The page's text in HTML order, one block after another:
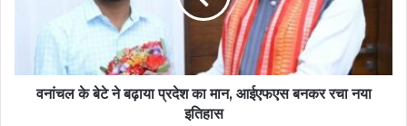
वनांचल के बेटे ने बढ़ाया प्रदेश का मान, आईएफएस बनकर रचा नया
इतिहास